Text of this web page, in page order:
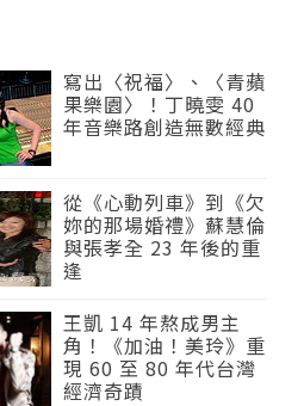
寫出〈祝福〉、〈青蘋
果樂園〉！丁曉雯 40
年音樂路創造無數經典
從《心動列車》到《欠
妳的那場婚禮》蘇慧倫
與張孝全 23 年後的重
逢
王凱 14 年熬成男主
角！《加油！美玲》重
現 60 至 80 年代台灣
經濟奇蹟